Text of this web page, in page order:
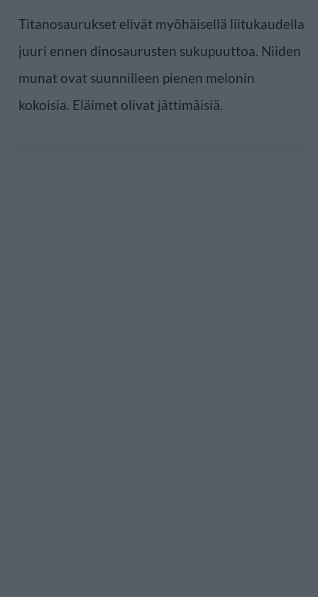
Titanosaurukset elivät myöhäisellä liitukaudella
juuri ennen dinosaurusten sukupuuttoa. Niiden
munat ovat suunnilleen pienen melonin
kokoisia. Eläimet olivat jättimäisiä.